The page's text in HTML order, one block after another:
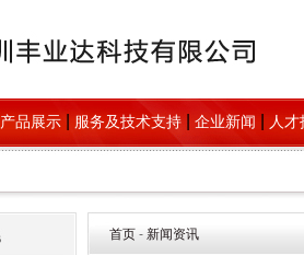
产品展示 服务及技术支持 企业新闻 人
首页 - 新闻资讯